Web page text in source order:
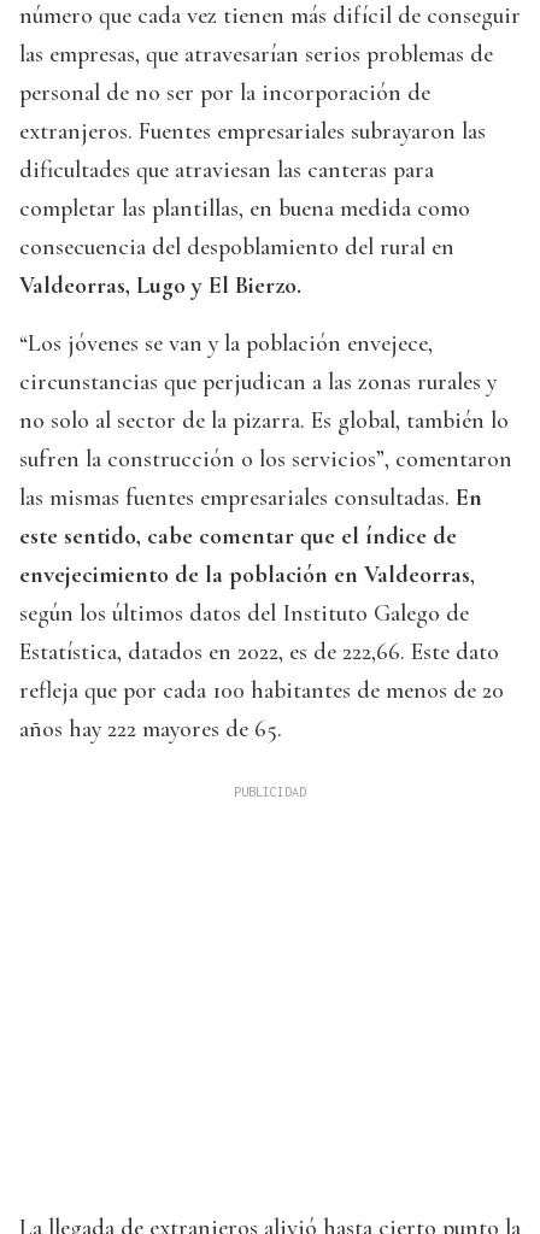
número que cada vez tienen más difícil de conseguir
las empresas, que atravesarían serios problemas de
personal de no ser por la incorporación de
extranjeros. Fuentes empresariales subrayaron las
dificultades que atraviesan las canteras para
completar las plantillas, en buena medida como
consecuencia del despoblamiento del rural en
Valdeorras, Lugo y El Bierzo.
“Los jóvenes se van y la población envejece,
circunstancias que perjudican a las zonas rurales y
no solo al sector de la pizarra. Es global, también lo
sufren la construcción o los servicios”, comentaron
las mismas fuentes empresariales consultadas. En
este sentido, cabe comentar que el índice de
envejecimiento de la población en Valdeorras,
según los últimos datos del Instituto Galego de
Estatística, datados en 2022, es de 222,66. Este dato
refleja que por cada 100 habitantes de menos de 20
años hay 222 mayores de 65.